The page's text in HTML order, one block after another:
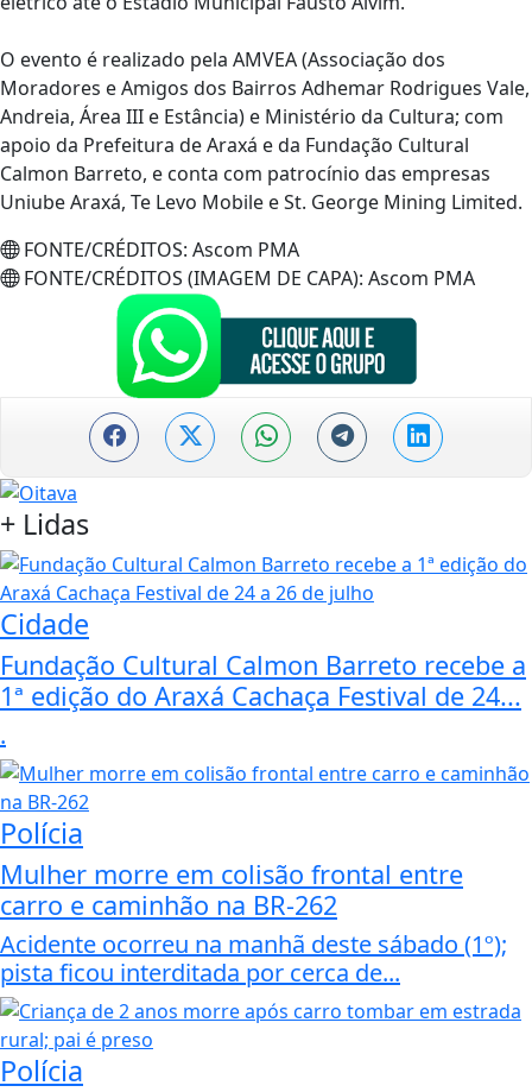
O evento é realizado pela AMVEA (Associação dos
Moradores e Amigos dos Bairros Adhemar Rodrigues Vale,
Andreia, Área III e Estância) e Ministério da Cultura; com
apoio da Prefeitura de Araxá e da Fundação Cultural
Calmon Barreto, e conta com patrocínio das empresas
Uniube Araxá, Te Levo Mobile e St. George Mining Limited.
FONTE/CRÉDITOS: Ascom PMA
FONTE/CRÉDITOS (IMAGEM DE CAPA): Ascom PMA
+ Lidas
Cidade
Fundação Cultural Calmon Barreto recebe a
1ª edição do Araxá Cachaça Festival de 24...
.
Polícia
Mulher morre em colisão frontal entre
carro e caminhão na BR-262
Acidente ocorreu na manhã deste sábado (1º);
pista ficou interditada por cerca de...
Polícia